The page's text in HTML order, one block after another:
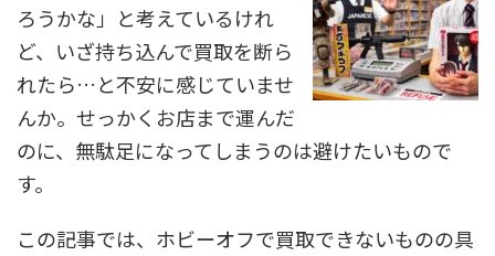
ろうかな」と考えているけれ
ど、いざ持ち込んで買取を断ら
れたら…と不安に感じていませ
んか。せっかくお店まで運んだ
のに、無駄足になってしまうのは避けたいもので
す。
この記事では、ホビーオフで買取できないものの具